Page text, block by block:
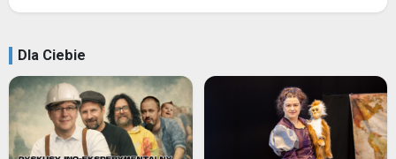
Dla Ciebie